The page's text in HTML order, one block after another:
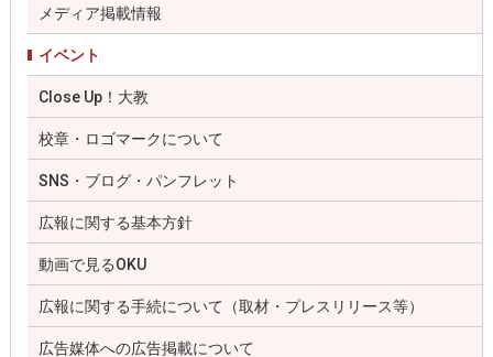
メディア掲載情報
イベント
Close Up！大教
校章・ロゴマークについて
SNS・ブログ・パンフレット
広報に関する基本方針
動画で見るOKU
広報に関する手続について（取材・プレスリリース等）
広告媒体への広告掲載について